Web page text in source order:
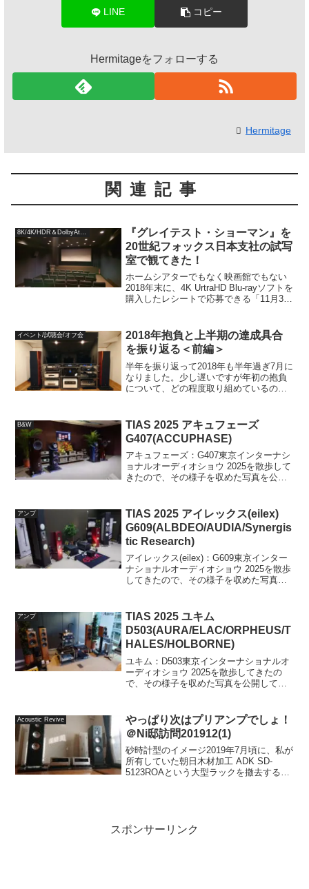
LINE コピー
Hermitageをフォローする
Hermitage
関連記事
『グレイテスト・ショーマン』を
20世紀フォックス日本支社の試写
室で観てきた！
ホームシアターでもなく映画館でもない
2018年末に、4K UrtraHD Blu-rayソフトを
購入したレシートで応募できる「11月3日
レシートを添付して応募したところ...
イベント/試聴会/オフ会
2018年抱負と上半期の達成具合
を振り返る＜前編＞
半年を振り返って2018年も半年過ぎ7月に
なりました。少し遅いですが年初の抱負
について、どの程度取り組めているのか
ェクタの寿命とAVプリアンプの故障に伴
い4...
B&W
TIAS 2025 アキュフェーズ
G407(ACCUPHASE)
アキュフェーズ：G407東京インターナシ
ョナルオーディオショウ 2025を散歩して
きたので、その様子を収めた写真を公開
品のデモと展示になりますね。デモの様
子いつも...
アンプ
TIAS 2025 アイレックス(eilex)
G609(ALBDEO/AUDIA/Synergis
tic Research)
アイレックス(eilex)：G609東京インター
ナショナルオーディオショウ 2025を散歩
してきたので、その様子を収めた写真を
取れなかったのでちょっと写真は少な
め...
アンプ
TIAS 2025 ユキム
D503(AURA/ELAC/ORPHEUS/T
HALES/HOLBORNE)
ユキム：D503東京インターナショナルオ
ーディオショウ 2025を散歩してきたの
で、その様子を収めた写真を公開してい
くて、サイドから後方までものすごい人
だかりでした...
Acoustic Revive
やっぱり次はプリアンプでしょ！
＠Ni邸訪問201912(1)
砂時計型のイメージ2019年7月頃に、私が
所有していた朝日木材加工 ADK SD-
5123ROAという大型ラックを撤去するこ
スポンサーリンク